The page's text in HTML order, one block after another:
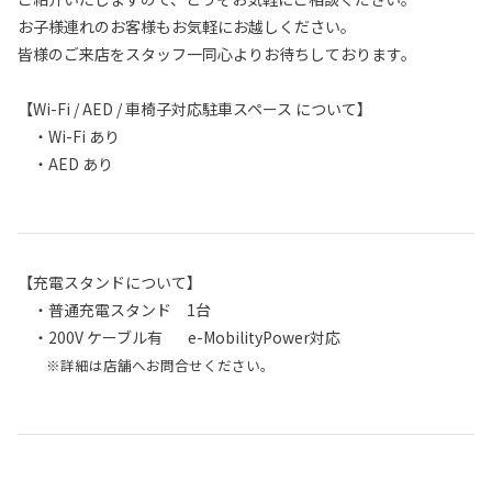
お子様連れのお客様もお気軽にお越しください。
皆様のご来店をスタッフ一同心よりお待ちしております。
【Wi-Fi / AED / 車椅子対応駐車スペース について】
・Wi-Fi あり
・AED あり
【充電スタンドについて】
・普通充電スタンド 1台
・200V ケーブル有 e-MobilityPower対応
※詳細は店舗へお問合せください。